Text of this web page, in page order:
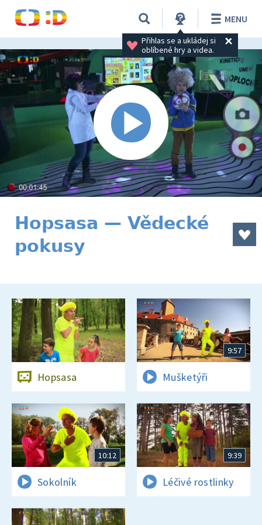
Přihlas se a ukládej si
oblíbené hry a videa.
MENU
Hopsasa — Vědecké
pokusy
Hopsasa
9:57
Mušketýři
10:12
Sokolník
9:39
Léčivé rostlinky